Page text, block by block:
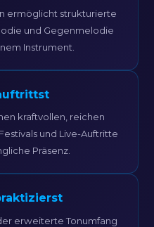
ermöglicht strukturierte
und Gegenmelodie
Instrument.
kraftvollen, reichen
und Live-Auftritte
Präsenz.
erweiterte Tonumfang